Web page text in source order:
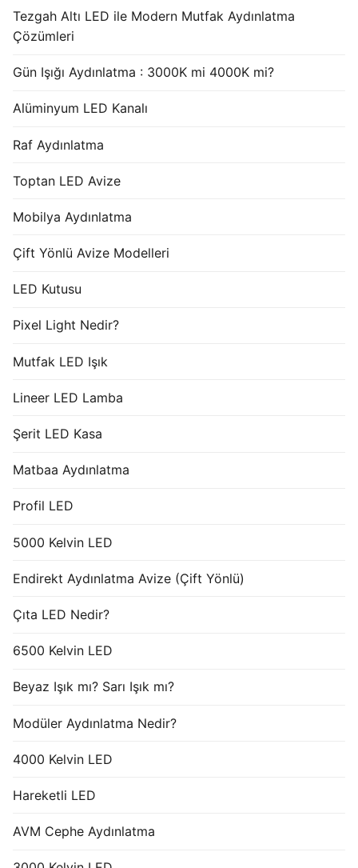
Tezgah Altı LED ile Modern Mutfak Aydınlatma
Çözümleri
Gün Işığı Aydınlatma : 3000K mi 4000K mi?
Alüminyum LED Kanalı
Raf Aydınlatma
Toptan LED Avize
Mobilya Aydınlatma
Çift Yönlü Avize Modelleri
LED Kutusu
Pixel Light Nedir?
Mutfak LED Işık
Lineer LED Lamba
Şerit LED Kasa
Matbaa Aydınlatma
Profil LED
5000 Kelvin LED
Endirekt Aydınlatma Avize (Çift Yönlü)
Çıta LED Nedir?
6500 Kelvin LED
Beyaz Işık mı? Sarı Işık mı?
Modüler Aydınlatma Nedir?
4000 Kelvin LED
Hareketli LED
AVM Cephe Aydınlatma